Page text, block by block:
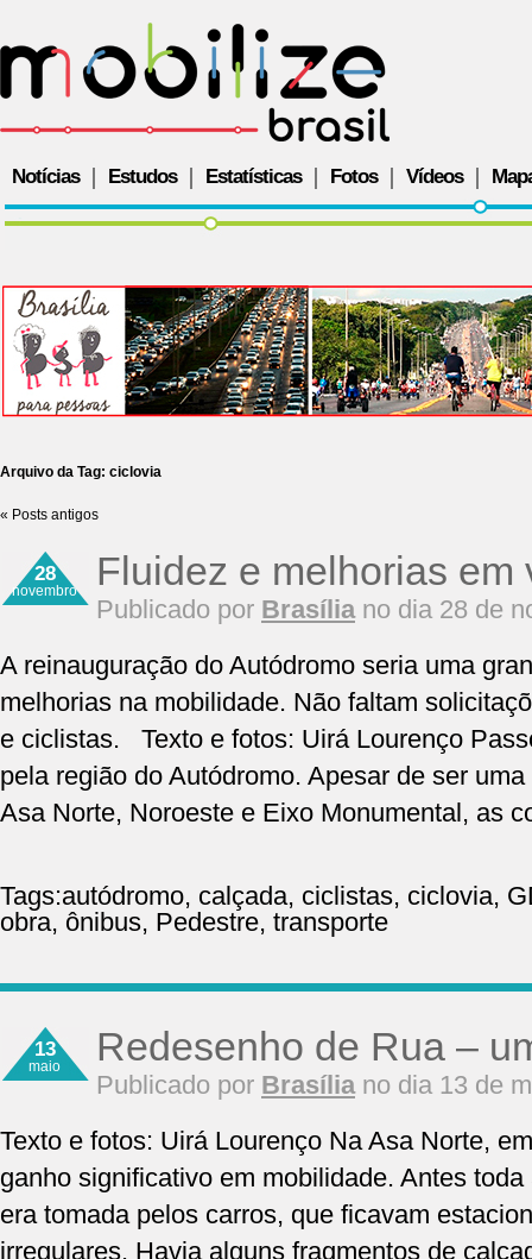
Notícias Estudos Estatísticas Fotos Vídeos
Arquivo da Tag: ciclovia
« Posts antigos
28
novembro Fluidez e melhorias em
Publicado por Brasíliano dia 28 de
A reinauguração do Autódromo seria uma
melhorias na mobilidade. Não faltam
e ciclistas. Texto e fotos: Uirá Lourenço
pela região do Autódromo. Apesar de ser
Asa Norte, Noroeste e Eixo Monumental, as
Tags:autódromo, calçada, ciclistas, ciclovia,
obra, ônibus, Pedestre, transporte
13
maio Redesenho de Rua –
Publicado por Brasíliano dia 13 de
Texto e fotos: Uirá Lourenço Na Asa Norte,
ganho significativo em mobilidade. Antes
era tomada pelos carros, que ficavam
irregulares. Havia alguns fragmentos de